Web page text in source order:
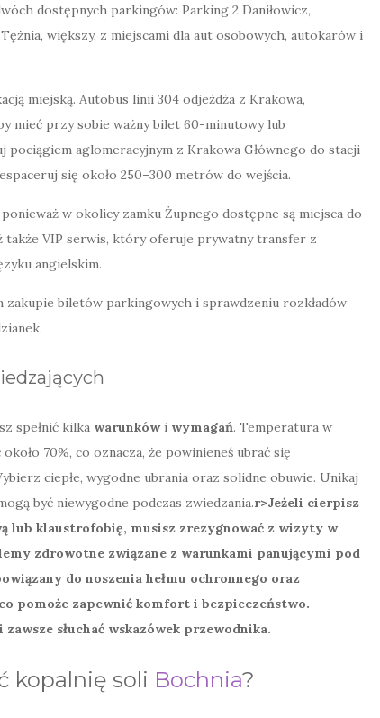
dostępnych parkingów: Parking 2 Daniłowicz,
większy, z miejscami dla aut osobowych, autokarów i
miejską. Autobus linii 304 odjeżdża z Krakowa,
mieć przy sobie ważny bilet 60-minutowy lub
aglomeracyjnym z Krakowa Głównego do stacji
się około 250–300 metrów do wejścia.
w okolicy zamku Żupnego dostępne są miejsca do
także VIP serwis, który oferuje prywatny transfer z
angielskim.
zakupie biletów parkingowych i sprawdzeniu rozkładów
spełnić kilka warunków i wymagań. Temperatura w
70%, co oznacza, że powinieneś ubrać się
ciepłe, wygodne ubrania oraz solidne obuwie. Unikaj
być niewygodne podczas zwiedzania.r>Jeżeli cierpisz
lub klaustrofobię, musisz zrezygnować z wizyty w
zdrowotne związane z warunkami panującymi pod
do noszenia hełmu ochronnego oraz
pomoże zapewnić komfort i bezpieczeństwo.
słuchać wskazówek przewodnika.
kopalnię soli Bochnia?